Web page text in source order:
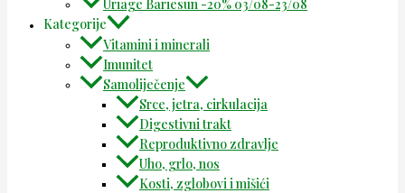
Uriage Bariesun -20% 03/08-23/08
Kategorije
Vitamini i minerali
Imunitet
Samoliječenje
Srce, jetra, cirkulacija
Digestivni trakt
Reproduktivno zdravlje
Uho, grlo, nos
Kosti, zglobovi i mišići